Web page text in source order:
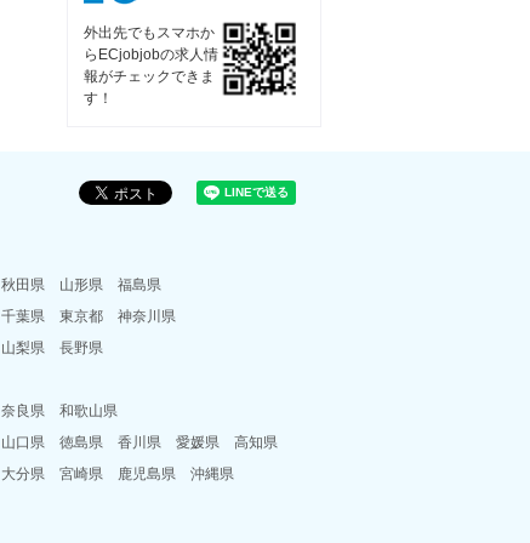
外出先でもスマホか
らECjobjobの求人情
報がチェックできま
す！
秋田県 山形県 福島県
千葉県 東京都 神奈川県
山梨県 長野県
奈良県 和歌山県
山口県 徳島県 香川県 愛媛県 高知県
大分県 宮崎県 鹿児島県 沖縄県